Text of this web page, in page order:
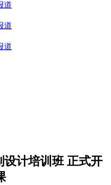
道
道
道
计培训班 正式开